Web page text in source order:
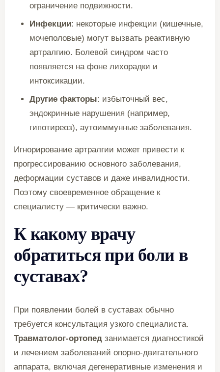
ограничение подвижности.
Инфекции: некоторые инфекции (кишечные,
мочеполовые) могут вызвать реактивную
артралгию. Болевой синдром часто
появляется на фоне лихорадки и
интоксикации.
Другие факторы: избыточный вес,
эндокринные нарушения (например,
гипотиреоз), аутоиммунные заболевания.
Игнорирование артралгии может привести к
прогрессированию основного заболевания,
деформации суставов и даже инвалидности.
Поэтому своевременное обращение к
специалисту — критически важно.
К какому врачу
обратиться при боли в
суставах?
При появлении болей в суставах обычно
требуется консультация узкого специалиста.
Травматолог-ортопед занимается диагностикой
и лечением заболеваний опорно-двигательного
аппарата, включая дегенеративные изменения и